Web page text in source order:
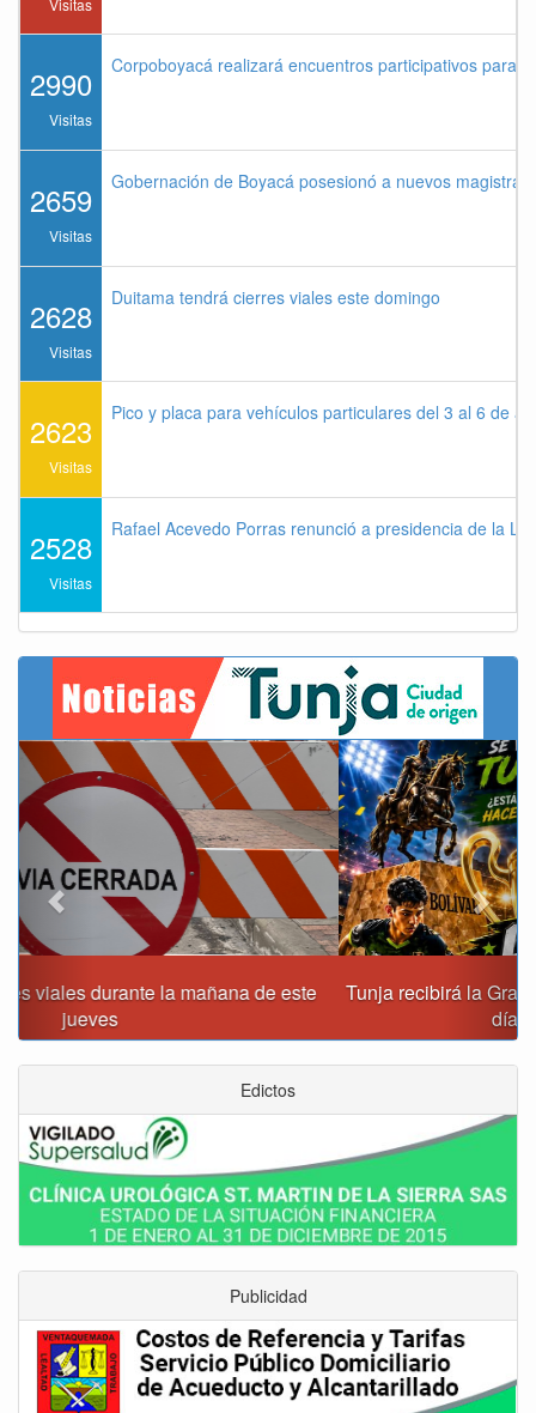
Visitas
2990
Visitas
Corpoboyacá realizará encuentros participativos para
2659
Visitas
Gobernación de Boyacá posesionó a nuevos
2628
Visitas
Duitama tendrá cierres viales este domingo
2623
Visitas
Pico y placa para vehículos particulares del 3 al 6 de
2528
Visitas
Rafael Acevedo Porras renunció a presidencia de la
Tunja recibirá la Gran Copa de Fútbol Sala Prejuvenil los
Previous Next
Edictos
Publicidad